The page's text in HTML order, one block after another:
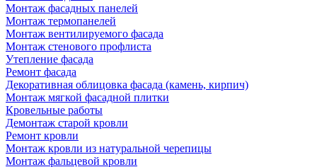
Монтаж фасадных панелей
Монтаж термопанелей
Монтаж вентилируемого фасада
Монтаж стенового профлиста
Утепление фасада
Ремонт фасада
Декоративная облицовка фасада (камень, кирпич)
Монтаж мягкой фасадной плитки
Кровельные работы
Демонтаж старой кровли
Ремонт кровли
Монтаж кровли из натуральной черепицы
Монтаж фальцевой кровли